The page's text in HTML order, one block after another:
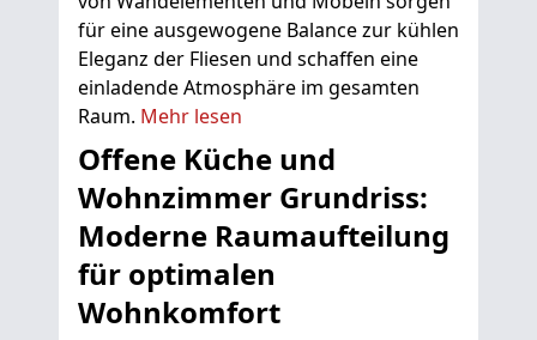
für eine ausgewogene Balance zur kühlen
Eleganz der Fliesen und schaffen eine
einladende Atmosphäre im gesamten
Raum. Mehr lesen
Offene Küche und
Wohnzimmer Grundriss:
Moderne Raumaufteilung
für optimalen
Wohnkomfort